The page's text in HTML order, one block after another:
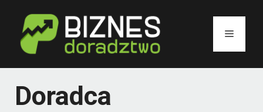
treści
Menu
Doradca